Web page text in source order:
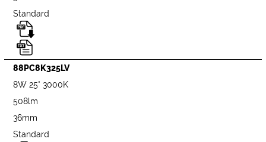
Standard
88PC8K325LV
8W 25° 3000K
508lm
36mm
Standard